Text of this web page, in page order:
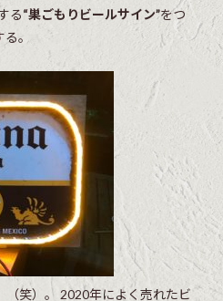
る“巣ごもりビールサイン”をつ
。
笑）。 2020年によく売れたビ